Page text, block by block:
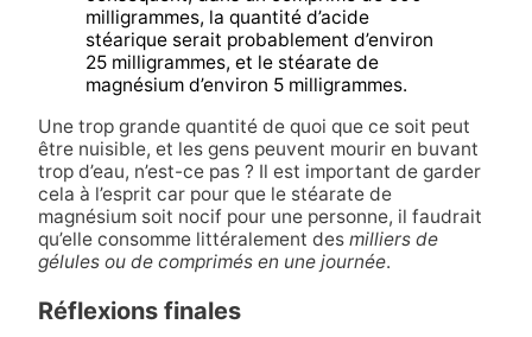
milligrammes, la quantité d’acide
stéarique serait probablement d’environ
25 milligrammes, et le stéarate de
magnésium d’environ 5 milligrammes.
Une trop grande quantité de quoi que ce soit peut
être nuisible, et les gens peuvent mourir en buvant
trop d’eau, n’est-ce pas ? Il est important de garder
cela à l’esprit car pour que le stéarate de
magnésium soit nocif pour une personne, il faudrait
qu’elle consomme littéralement des milliers de
gélules ou de comprimés en une journée.
Réflexions finales